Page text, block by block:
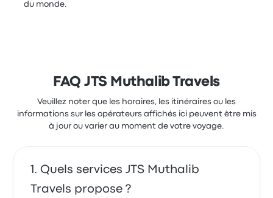
du monde.
FAQ JTS Muthalib Travels
Veuillez noter que les horaires, les itinéraires ou les
informations sur les opérateurs affichés ici peuvent être mis
à jour ou varier au moment de votre voyage.
Quels services JTS Muthalib
Travels propose ?